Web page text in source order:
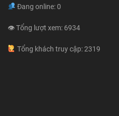
Đang online: 0
👁 Tổng lượt xem: 6934
Tổng khách truy cập: 2319